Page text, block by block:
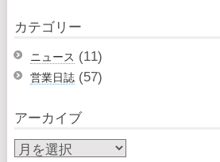
カテゴリー
ニュース (11)
営業日誌(57)
アーカイブ